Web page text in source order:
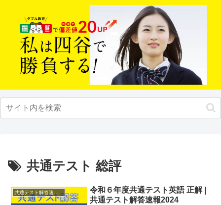
共通テスト 総評
共通テスト解答速報2024
令和６年度共通テスト英語 正解 |
共通テスト解答速報2024